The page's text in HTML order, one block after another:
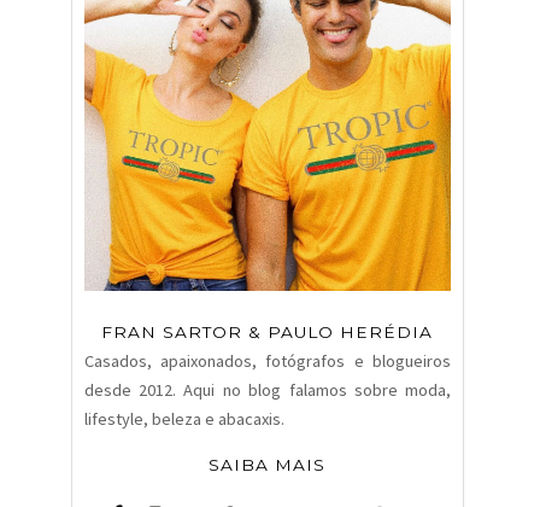
FRAN SARTOR & PAULO HERÉDIA
Casados, apaixonados, fotógrafos e blogueiros
desde 2012. Aqui no blog falamos sobre moda,
lifestyle, beleza e abacaxis.
SAIBA MAIS